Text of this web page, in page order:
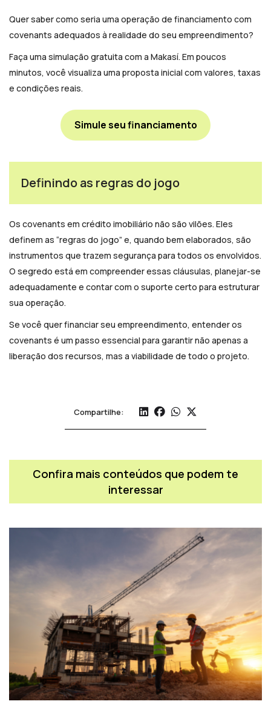
Quer saber como seria uma operação de financiamento com
covenants adequados à realidade do seu empreendimento?
Faça uma simulação gratuita com a Makasí. Em poucos
minutos, você visualiza uma proposta inicial com valores, taxas
e condições reais.
Simule seu financiamento
Definindo as regras do jogo
Os covenants em crédito imobiliário não são vilões. Eles
definem as “regras do jogo” e, quando bem elaborados, são
instrumentos que trazem segurança para todos os envolvidos.
O segredo está em compreender essas cláusulas, planejar-se
adequadamente e contar com o suporte certo para estruturar
sua operação.
Se você quer financiar seu empreendimento, entender os
covenants é um passo essencial para garantir não apenas a
liberação dos recursos, mas a viabilidade de todo o projeto.
Compartilhe:
Confira mais conteúdos que podem te
interessar